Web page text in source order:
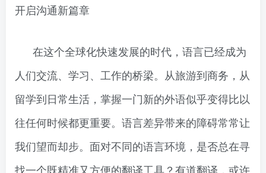
开启沟通新篇章
在这个全球化快速发展的时代，语言已经成为
人们交流、学习、工作的桥梁。从旅游到商务，从
留学到日常生活，掌握一门新的外语似乎变得比以
往任何时候都更重要。语言差异带来的障碍常常让
我们望而却步。面对不同的语言环境，是否总在寻
找一个既精准又方便的翻译工具？有道翻译，或许